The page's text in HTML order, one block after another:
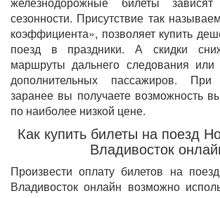
сезонности. Присутствие так
коэффициента», позволяет купить
поезд в праздники. А скидки
маршруты дальнего следования
дополнительных пассажиров.
заранее вы получаете возможность
по наиболее низкой цене.
Как купить билеты на поезд
Владивосток
Произвести оплату билетов на
Владивосток онлайн возможно